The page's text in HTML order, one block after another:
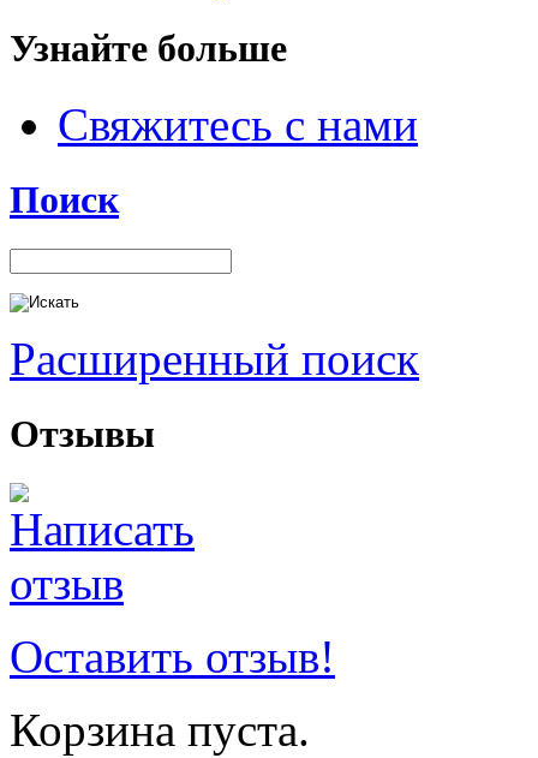
Узнайте больше
Свяжитесь с нами
Поиск
Расширенный поиск
Отзывы
Оставить отзыв!
Корзина пуста.